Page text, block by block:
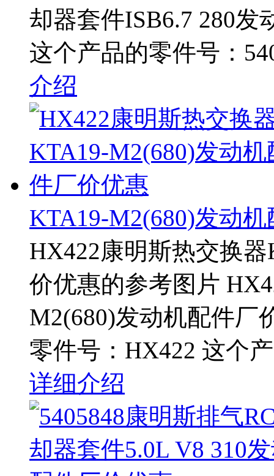
却器套件ISB6.7 280发
这个产品的零件号：
介绍
KTA19-M2(680)发动
HX422康明斯热交换
价优惠的参考图片
M2(680)发动机配件厂
零件号：HX422 这个
详细介绍